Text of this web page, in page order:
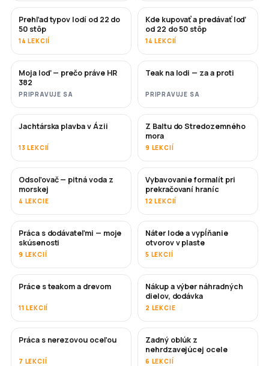
ČOSKORO
Prehľad typov lodí od 22 do
50 stôp
14 LEKCIÍ
ČOSKORO
Kde kupovať a predávať loď
od 22 do 50 stôp
14 LEKCIÍ
ČOSKORO
Moja loď — prečo práve HR
382
PRIPRAVUJE SA
ČOSKORO
Teak na lodi — za a proti
PRIPRAVUJE SA
ČOSKORO
Jachtárska plavba v Ázii
13 LEKCIÍ
ČOSKORO
Z Baltu do Stredozemného
mora
9 LEKCIÍ
ČOSKORO
Odsoľovač — pitná voda z
morskej
4 LEKCIE
Vybavovanie formalít pri
prekračovaní hraníc
12 LEKCIÍ
ČOSKORO
Práca s dodávateľmi — moje
skúsenosti
9 LEKCIÍ
ČOSKORO
Náter lode a vypĺňanie
otvorov v plaste
5 LEKCIÍ
Práce s teakom a drevom
11 LEKCIÍ
ČOSKORO
Nákup a výber náhradných
dielov, dodávka
2 LEKCIE
ČOSKORO
Práca s nerezovou oceľou
7 LEKCIÍ
Zadný oblúk z
nehrdzavejúcej ocele
6 LEKCIÍ